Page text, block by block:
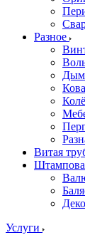
Разное
Витая
Услуги